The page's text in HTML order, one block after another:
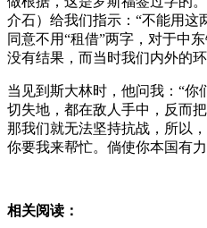
介石）给我们指示：“不能用
同意不用“租借”两字，对于中
没有结果，而当时我们内外的
当见到斯大林时，他问我：“你
切失地，都在敌人手中，反而
那我们就无法坚持抗战，所以
你要我来帮忙。倘使你本国有
相关阅读：